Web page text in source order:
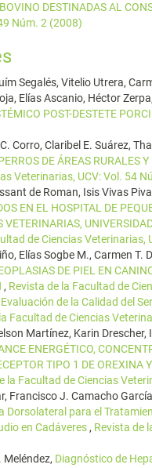
DESTINADAS AL
Núm. 2 (2008)
Segalés, Vitelio Utrera,
Elías Ascanio, Héctor Zerpa,
POST-DESTETE
Corro, Claribel E. Suárez,
DE ÁREAS RURALES
Veterinarias, UCV: Vol. 54
de Roman, Isis Vivas
EN EL HOSPITAL DE
VETERINARIAS,
de Ciencias Veterinarias,
Elías Sogbe M., Carmen T.
DE PIEL EN
, Revista de la Facultad de
Evaluación de la Calidad del
Facultad de Ciencias
Martínez, Karin
ENERGÉTICO,
TIPO 1 DE OREXINA
la Facultad de Ciencias
Francisco J. Camacho
Dorsolateral para el
en Cadáveres , Revista de
Meléndez, Diagnóstico de